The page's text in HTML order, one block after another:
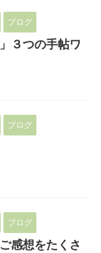
ブログ
３つの手帖ワ
ブログ
ブログ
感想をたくさ